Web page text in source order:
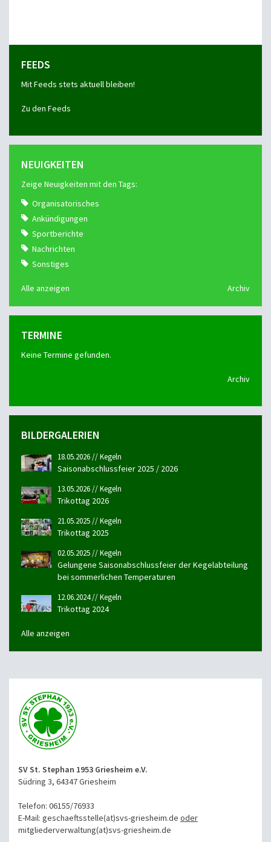
FEEDS
Mit Feeds stets aktuell bleiben!
Zu den Feeds
NEUIGKEITEN
Zeige Neuigkeiten mit den Tags:
Organisatorisches
Ankündigungen
Sportberichte
Nachrichten
Sonstiges
Alle anzeigen Archiv
TERMINE
Keine Termine gefunden.
Archiv
BILDERGALERIEN
18.05.2026 // Kegeln
Saisonabschlussfeier 2025 / 2026
13.05.2026 // Kegeln
Trikottag 2026
21.05.2025 // Kegeln
Trikottag 2025
02.05.2025 // Kegeln
Gelungene Saisonabschlussfeier der Kegelabteilung
bei sommerlichen Temperaturen
12.06.2024 // Kegeln
Trikottag 2024
Alle anzeigen
SV St. Stephan 1953 Griesheim e.V.
Südring 3, 64347 Griesheim
Telefon: 06155/76933
E-Mail: geschaeftsstelle(at)svs-griesheim.de oder
mitgliederverwaltung(at)svs-griesheim.de